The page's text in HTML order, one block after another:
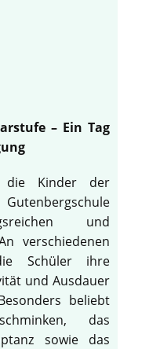
– Ein Tag
Kinder der
und
verschiedenen
Schüler ihre
und Ausdauer
beliebt
das
sowie das